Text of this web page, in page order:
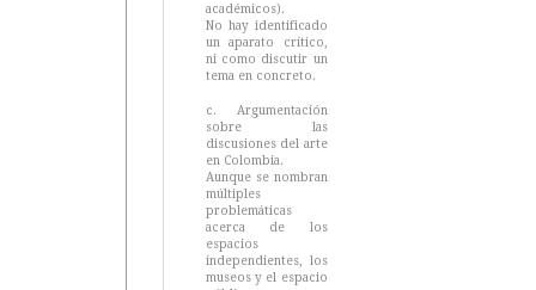
académicos).
No hay identificado
un aparato crítico,
ni como discutir un
tema en concreto.
c. Argumentación
sobre las
discusiones del arte
en Colombia.
Aunque se nombran
múltiples
problemáticas
acerca de los
espacios
independientes, los
museos y el espacio